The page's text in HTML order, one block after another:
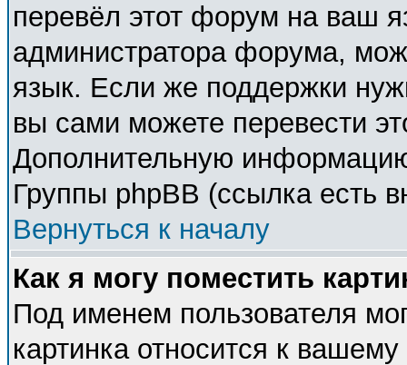
перевёл этот форум на ваш
администратора форума,
язык. Если же поддержки
вы сами можете перевести
Дополнительную
Группы phpBB (ссылка есть
Вернуться к началу
Как я могу поместить
Под именем пользователя
картинка относится к